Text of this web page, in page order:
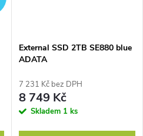
External SSD 2TB SE880 blue
ADATA
7 231 Kč bez DPH
8 749 Kč
Skladem 1 ks